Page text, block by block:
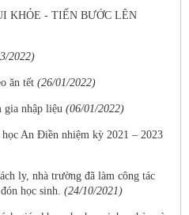
KHỎE - TIẾN BƯỚC LÊN
2022)
ăn tết (26/01/2022)
gia nhập liệu (06/01/2022)
An Điền nhiệm kỳ 2021 – 2023
ly, nhà trường đã làm công tác
học sinh. (24/10/2021)